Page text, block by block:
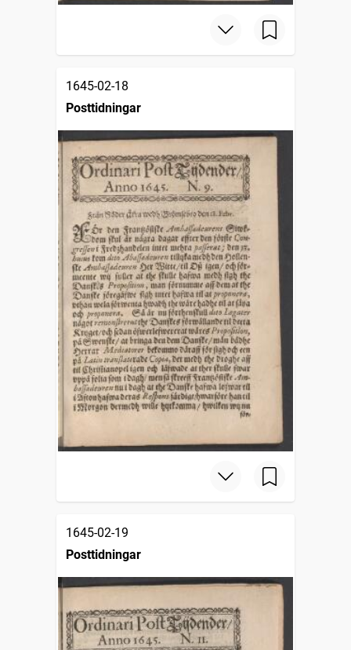
1645-02-18
Posttidningar
1645-02-19
Posttidningar